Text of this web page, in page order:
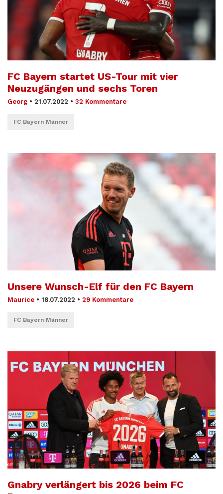
FC Bayern startet US-Tour mit vier
Neuzugängen und sechs Toren
Georg • 21.07.2022 • 32 Kommentare
FC Bayern Männer
Unsere Wunsch-Elf für den FC Bayern
Maurice • 18.07.2022 • 29 Kommentare
FC Bayern Männer
Gnabry verlängert bis 2026 beim FC